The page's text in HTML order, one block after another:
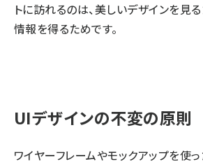
トに訪れるのは、美しいデザインを見る
情報を得るためです。
UIデザインの不変の原則
ワイヤーフレームやモックアップを使